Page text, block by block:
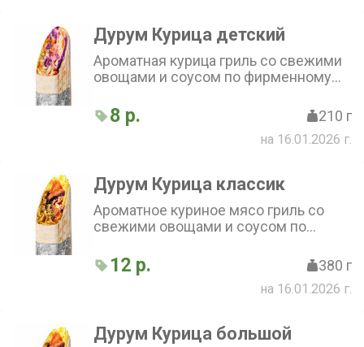
Дурум Курица детский
Ароматная курица гриль со свежими
овощами и соусом по фирменному
бездрожжевой лаваш. Соус на выбор
8 р. 210 г
на 16.01.2026 г.
Дурум Курица классик
Ароматное куриное мясо гриль со
свежими овощами и соусом по
тонкий бездрожжевой лаваш
12 р. 380 г
на 16.01.2026 г.
Дурум Курица большой